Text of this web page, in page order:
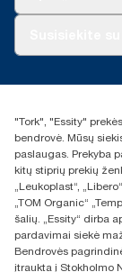
+370 5 268
UAB Essity
Naugarduko
LT-03160
"Tork", "Essity"
bendrovė. Mūsų
paslaugas. Prekyba
kitų stiprių prekių
„Leukoplast“,
„TOM Organic“
šalių. „Essity“ dirba
pardavimai siekė
Bendrovės
įtraukta į Stokholmo